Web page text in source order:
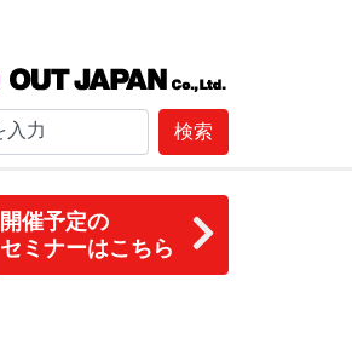
検索
開催予定の
セミナーはこちら